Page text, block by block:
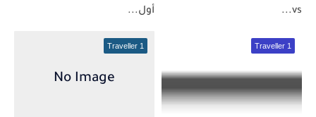
vs...
أول...
Traveller 1
Traveller 1